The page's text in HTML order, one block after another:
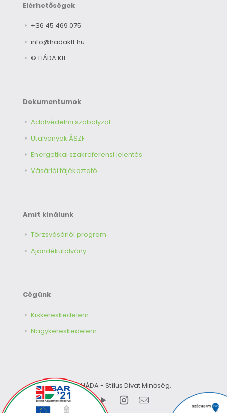
Elérhetőségek
+36 45 469 075
info@hadakft.hu
© HÁDA Kft.
Dokumentumok
Adatvédelmi szabályzat
Utalványok ÁSZF
Energetikai szakreferensi jelentés
Vásárlói tájékoztató
Amit kínálunk
Törzsvásárlói program
Ajándékutalvány
Cégünk
Kiskereskedelem
Nagykereskedelem
© 2026 HÁDA - Stílus Divat Minőség.